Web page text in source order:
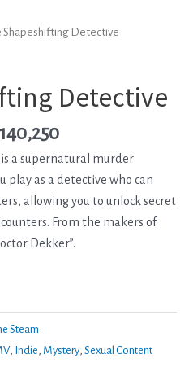
Shapeshifting Detective
Detective
140,250
a supernatural murder
play as a detective who can
allowing you to unlock secret
From the makers of
Dekker”.
Steam
Indie Mystery Sexual Content